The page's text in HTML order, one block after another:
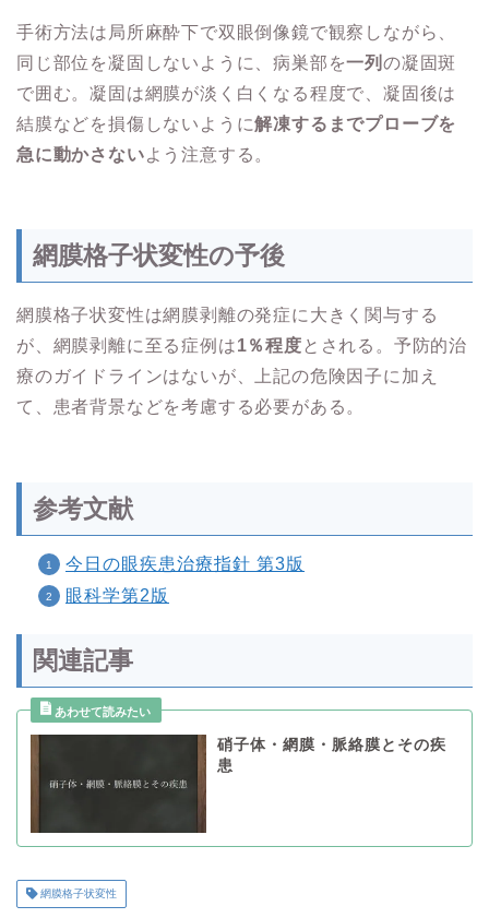
手術方法は局所麻酔下で双眼倒像鏡で観察しながら、
同じ部位を凝固しないように、病巣部を一列の凝固斑
で囲む。凝固は網膜が淡く白くなる程度で、凝固後は
結膜などを損傷しないように解凍するまでプローブを
急に動かさないよう注意する。
網膜格子状変性の予後
網膜格子状変性は網膜剥離の発症に大きく関与する
が、網膜剥離に至る症例は1％程度 とされる。予防的治
療のガイドラインはないが、上記の危険因子に加え
て、患者背景などを考慮する必要がある。
参考文献
今日の眼疾患治療指針 第3版
眼科学第2版
関連記事
硝子体・網膜・脈絡膜とその疾
患
網膜格子状変性